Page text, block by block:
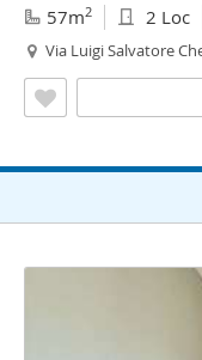
57m2 2 Loc
Via Luigi Salvatore